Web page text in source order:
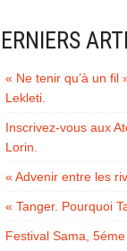
« Ne tenir qu’à un fil
Lekleti.
Inscrivez-vous aux
Lorin.
« Advenir entre les
« Tanger. Pourquoi
Festival Sama,